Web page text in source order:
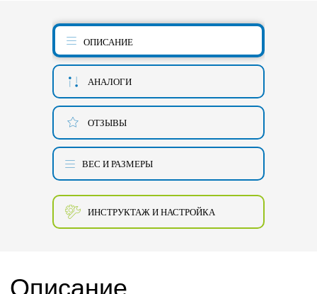
ОПИСАНИЕ
АНАЛОГИ
ОТЗЫВЫ
ВЕС И РАЗМЕРЫ
ИНСТРУКТАЖ И НАСТРОЙКА
Описание